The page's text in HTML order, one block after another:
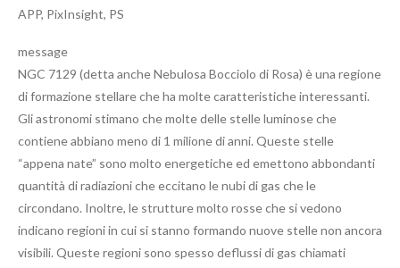
APP, PixInsight, PS
message
NGC 7129 (detta anche Nebulosa Bocciolo di Rosa) è una regione
di formazione stellare che ha molte caratteristiche interessanti.
Gli astronomi stimano che molte delle stelle luminose che
contiene abbiano meno di 1 milione di anni. Queste stelle
“appena nate” sono molto energetiche ed emettono abbondanti
quantità di radiazioni che eccitano le nubi di gas che le
circondano. Inoltre, le strutture molto rosse che si vedono
indicano regioni in cui si stanno formando nuove stelle non ancora
visibili. Queste regioni sono spesso deflussi di gas chiamati